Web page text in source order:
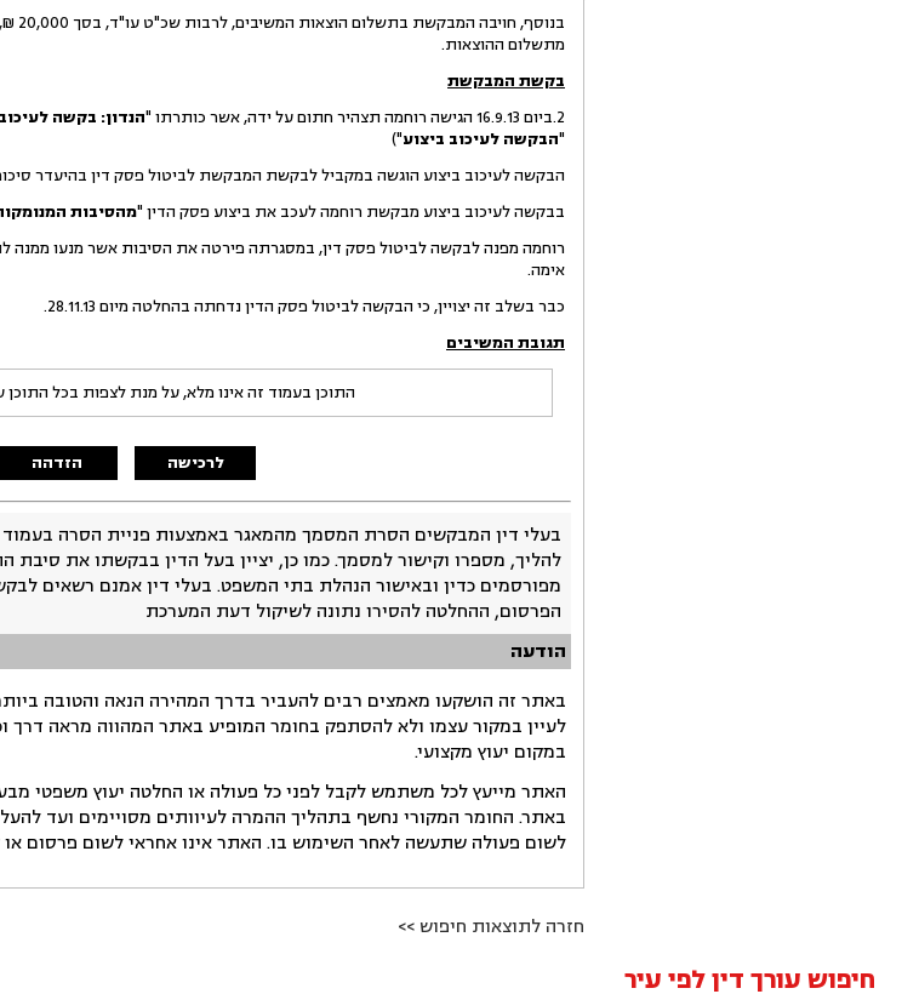
מתשלום ההוצאות.
בקשת המבקשת
2.ביום 16.9.13 הגישה רוחמה תצהיר חתום על ידה, אשר כותרתו "
הנדון: בקשה
"הבקשה לעיכוב ביצוע")
הבקשה לעיכוב ביצוע הוגשה במקביל לבקשת המבקשת לביטול פסק דין בהיעדר
בבקשה לעיכוב ביצוע מבקשת רוחמה לעכב את ביצוע פסק הדין "מהסיבות
רוחמה מפנה לבקשה לביטול פסק דין, במסגרתה פירטה את הסיבות אשר מנעו ממנה
אימה.
כבר בשלב זה יצויין, כי הבקשה לביטול פסק הדין נדחתה בהחלטה מיום 28.11.13.
תגובת המשיבים
התוכן בעמוד זה אינו מלא, על מנת לצפות בכל
לרכישה הזדהה
בעלי דין המבקשים הסרת המסמך מהמאגר באמצעות פניית הסרה בעמוד
להליך, מספרו וקישור למסמך. כמו כן, יציין בעל הדין בבקשתו את סיבת
מפורסמים כדין ובאישור הנהלת בתי המשפט. בעלי דין אמנם רשאים
הפרסום, ההחלטה להסירו נתונה לשיקול דעת המערכת
הודעה
באתר זה הושקעו מאמצים רבים להעביר בדרך המהירה הנאה והטובה
לעיין במקור עצמו ולא להסתפק בחומר המופיע באתר המהווה מראה דרך
במקום יעוץ מקצועי.
האתר מייעץ לכל משתמש לקבל לפני כל פעולה או החלטה יעוץ משפטי
באתר. החומר המקורי נחשף בתהליך ההמרה לעיוותים מסויימים ועד
לשום פעולה שתעשה לאחר השימוש בו. האתר אינו אחראי לשום פרסום
חזרה לתוצאות חיפוש >>
חיפוש עורך דין לפי עיר